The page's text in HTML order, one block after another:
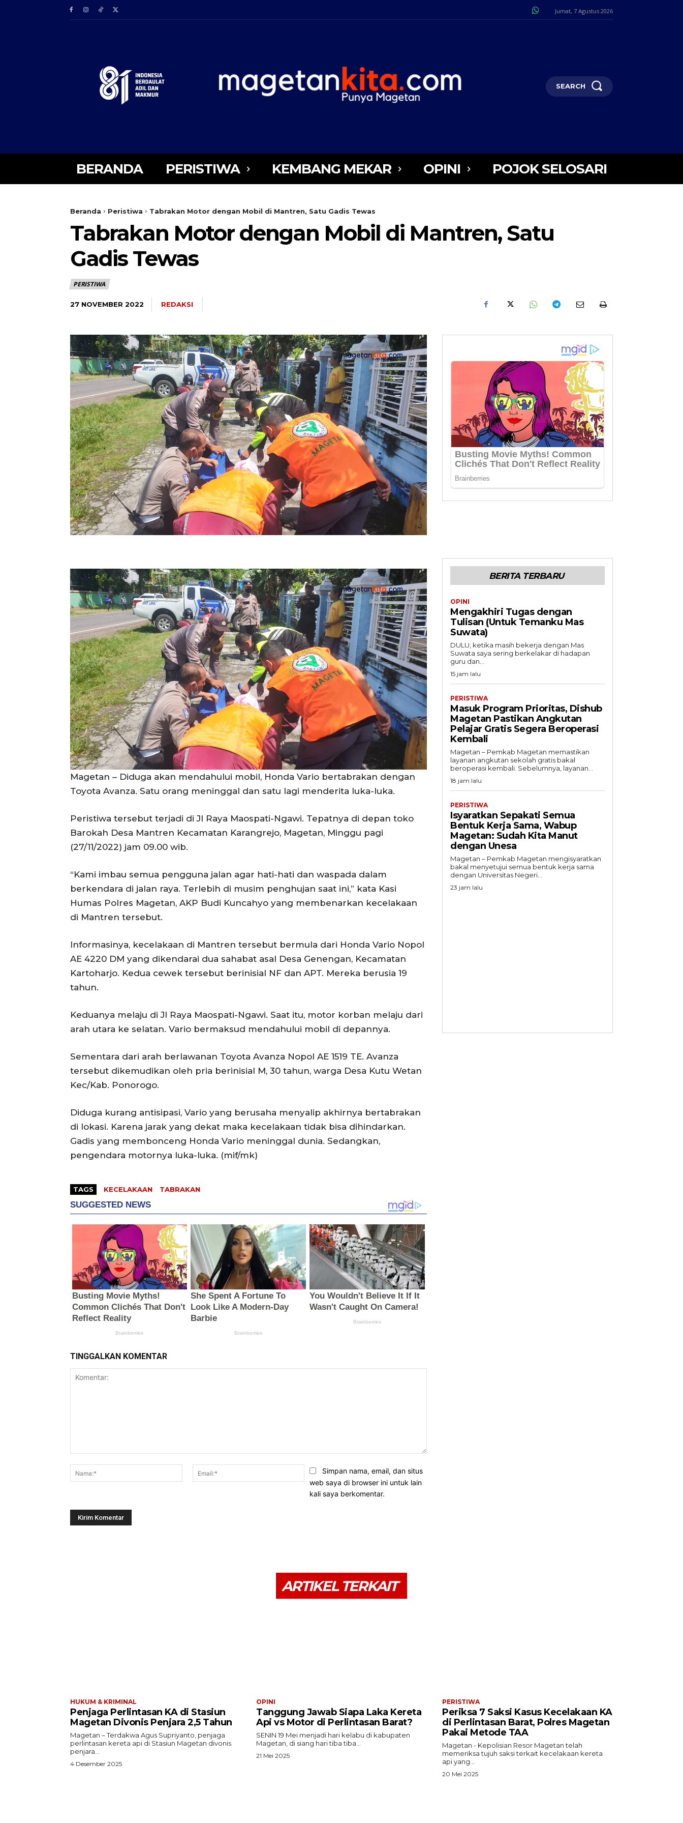
Jumat, 7 Agustus 2026
SEARCH
BERANDA PERISTIWA KEMBANG MEKAR OPINI POJOK SELOSARI
Beranda Peristiwa Tabrakan Motor dengan Mobil di Mantren, Satu Gadis Tewas
Tabrakan Motor dengan Mobil di Mantren, Satu
Gadis Tewas
PERISTIWA
27 NOVEMBER 2022 REDAKSI
Magetan – Diduga akan mendahului mobil, Honda Vario bertabrakan dengan
Toyota Avanza. Satu orang meninggal dan satu lagi menderita luka-luka.
Peristiwa tersebut terjadi di Jl Raya Maospati-Ngawi. Tepatnya di depan toko
Barokah Desa Mantren Kecamatan Karangrejo, Magetan, Minggu pagi
(27/11/2022) jam 09.00 wib.
“Kami imbau semua pengguna jalan agar hati-hati dan waspada dalam
berkendara di jalan raya. Terlebih di musim penghujan saat ini,” kata Kasi
Humas Polres Magetan, AKP Budi Kuncahyo yang membenarkan kecelakaan
di Mantren tersebut.
Informasinya, kecelakaan di Mantren tersebut bermula dari Honda Vario Nopol
AE 4220 DM yang dikendarai dua sahabat asal Desa Genengan, Kecamatan
Kartoharjo. Kedua cewek tersebut berinisial NF dan APT. Mereka berusia 19
tahun.
Keduanya melaju di Jl Raya Maospati-Ngawi. Saat itu, motor korban melaju dari
arah utara ke selatan. Vario bermaksud mendahului mobil di depannya.
Sementara dari arah berlawanan Toyota Avanza Nopol AE 1519 TE. Avanza
tersebut dikemudikan oleh pria berinisial M, 30 tahun, warga Desa Kutu Wetan
Kec/Kab. Ponorogo.
Diduga kurang antisipasi, Vario yang berusaha menyalip akhirnya bertabrakan
di lokasi. Karena jarak yang dekat maka kecelakaan tidak bisa dihindarkan.
Gadis yang membonceng Honda Vario meninggal dunia. Sedangkan,
pengendara motornya luka-luka. (mif/mk)
TAGS KECELAKAAN TABRAKAN
TINGGALKAN KOMENTAR
Nama:*
Email:*Simpan nama, email, dan situs
web saya di browser ini untuk lain
kali saya berkomentar.
BERITA TERBARU
OPINI
Mengakhiri Tugas dengan
Tulisan (Untuk Temanku Mas
Suwata)
DULU, ketika masih bekerja dengan Mas
Suwata saya sering berkelakar di hadapan
guru dan...
15 jam lalu
PERISTIWA
Masuk Program Prioritas, Dishub
Magetan Pastikan Angkutan
Pelajar Gratis Segera Beroperasi
Kembali
Magetan – Pemkab Magetan memastikan
layanan angkutan sekolah gratis bakal
beroperasi kembali. Sebelumnya, layanan...
18 jam lalu
PERISTIWA
Isyaratkan Sepakati Semua
Bentuk Kerja Sama, Wabup
Magetan: Sudah Kita Manut
dengan Unesa
Magetan – Pemkab Magetan mengisyaratkan
bakal menyetujui semua bentuk kerja sama
dengan Universitas Negeri...
23 jam lalu
ARTIKEL TERKAIT
HUKUM & KRIMINAL
Penjaga Perlintasan KA di Stasiun
Magetan Divonis Penjara 2,5 Tahun
Magetan – Terdakwa Agus Supriyanto, penjaga
perlintasan kereta api di Stasiun Magetan divonis
penjara...
4 Desember 2025
OPINI
Tanggung Jawab Siapa Laka Kereta
Api vs Motor di Perlintasan Barat?
SENIN 19 Mei menjadi hari kelabu di kabupaten
Magetan, di siang hari tiba tiba...
21 Mei 2025
PERISTIWA
Periksa 7 Saksi Kasus Kecelakaan KA
di Perlintasan Barat, Polres Magetan
Pakai Metode TAA
Magetan - Kepolisian Resor Magetan telah
memeriksa tujuh saksi terkait kecelakaan kereta
api yang...
20 Mei 2025